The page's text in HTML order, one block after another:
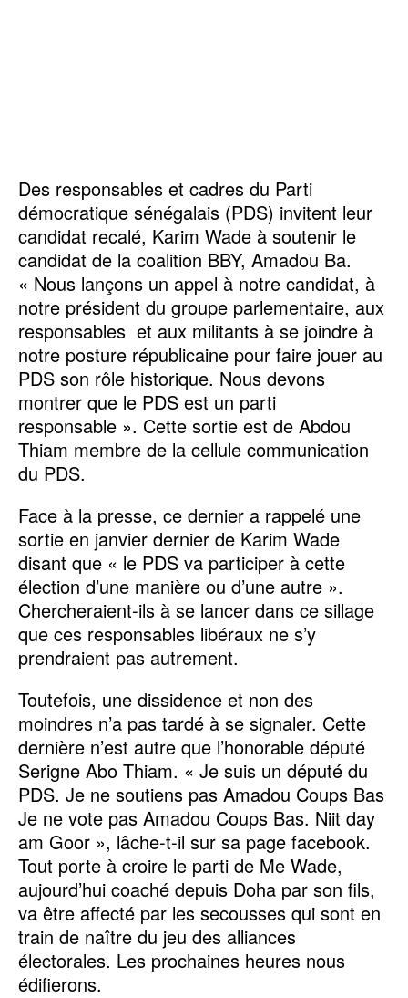
Des responsables et cadres du Parti
démocratique sénégalais (PDS) invitent leur
candidat recalé, Karim Wade à soutenir le
candidat de la coalition BBY, Amadou Ba.
« Nous lançons un appel à notre candidat, à
notre président du groupe parlementaire, aux
responsables et aux militants à se joindre à
notre posture républicaine pour faire jouer au
PDS son rôle historique. Nous devons
montrer que le PDS est un parti
responsable ». Cette sortie est de Abdou
Thiam membre de la cellule communication
du PDS.
Face à la presse, ce dernier a rappelé une
sortie en janvier dernier de Karim Wade
disant que « le PDS va participer à cette
élection d’une manière ou d’une autre ».
Chercheraient-ils à se lancer dans ce sillage
que ces responsables libéraux ne s’y
prendraient pas autrement.
Toutefois, une dissidence et non des
moindres n’a pas tardé à se signaler. Cette
dernière n’est autre que l’honorable député
Serigne Abo Thiam. « Je suis un député du
PDS. Je ne soutiens pas Amadou Coups Bas
Je ne vote pas Amadou Coups Bas. Niit day
am Goor », lâche-t-il sur sa page facebook.
Tout porte à croire le parti de Me Wade,
aujourd’hui coaché depuis Doha par son fils,
va être affecté par les secousses qui sont en
train de naître du jeu des alliances
électorales. Les prochaines heures nous
édifierons.